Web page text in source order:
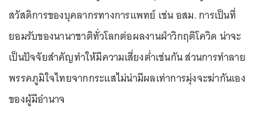
สวัสดิการของบุคลากรทางการแพทย์ เช่น อสม. การเป็นที่
ยอมรับของนานาชาติทั่วโลกต่อผลงานฝ่าวิกฤติโควิด น่าจะ
เป็นปัจจัยสำคัญทำให้มีความเสี่ยงต่ำเช่นกัน ส่วนการทำลาย
พรรคภูมิใจไทยจากกระแสไม่น่ามีผลเท่าการมุ่งจะฆ่ากันเอง
ของผู้มีอำนาจ